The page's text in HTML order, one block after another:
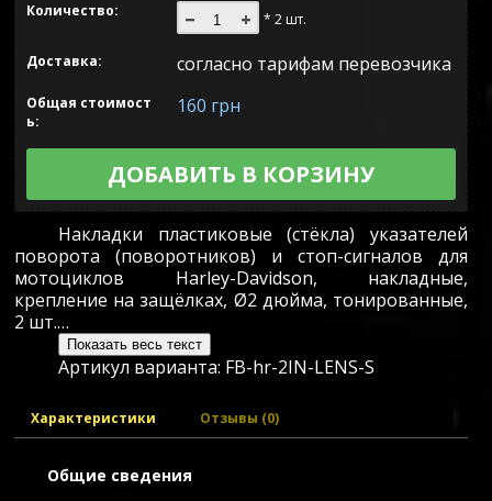
Количество: * 2 шт.
Доставка: согласно тарифам перевозчика
Общая стоимост
ь:
160 грн
ДОБАВИТЬ В КОРЗИНУ
Накладки пластиковые (стёкла) указателей
поворота (поворотников) и стоп-сигналов для
мотоциклов Harley-Davidson, накладные,
крепление на защёлках, Ø2 дюйма, тонированные,
2 шт.…
Показать весь текст
Артикул варианта: FB-hr-2IN-LENS-S
Характеристики Отзывы (0)
Общие сведения